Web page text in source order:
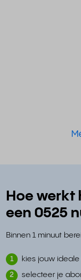
Hoe
een 0525
Binnen 1 minuut
1 kies jouw
2 selecteer je